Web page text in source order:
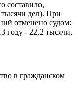
составило,
тысячи дел). При
отменено судом:
году - 22,2 тысячи,
в гражданском